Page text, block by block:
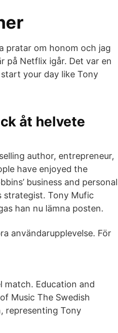
pratar om honom och jag
på Netflix igår. Det var en
your day like Tony
åt helvete
author, entrepreneur,
have enjoyed the
business and personal
strategist. Tony Mufic
han nu lämna posten.
användarupplevelse. För
match. Education and
Music The Swedish
representing Tony